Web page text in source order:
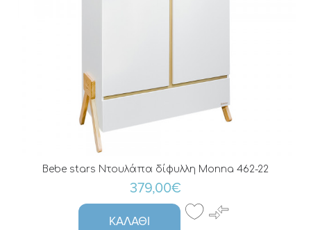
Bebe stars Ντουλάπα δίφυλλη Monna 462-22
379,00€
ΚΑΛΆΘΙ